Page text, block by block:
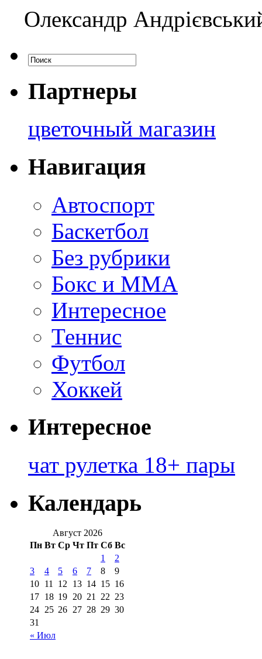
Олександр
Партнеры
цветочный магазин
Навигация
Автоспорт
Баскетбол
Без рубрики
Бокс и ММА
Интересное
Теннис
Футбол
Хоккей
Интересное
чат рулетка 18+ пары
Календарь
Август 2026
Пн Вт Ср Чт Пт Сб Вс
« Июл
1
2
3
4 5 6 7 8
9
10 11 12 13 14 15 16
17 18 19 20 21 22 23
24 25 26 27 28 29 30
31